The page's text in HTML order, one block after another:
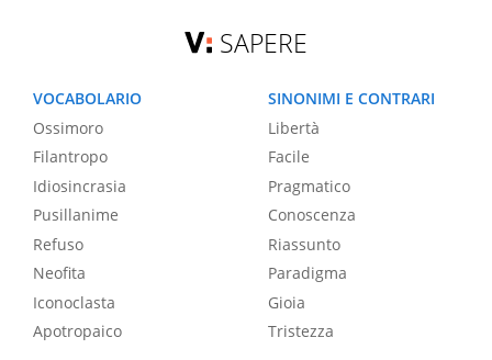
SAPERE
VOCABOLARIO
Ossimoro
Filantropo
Idiosincrasia
Pusillanime
Refuso
Neofita
Iconoclasta
Apotropaico
SINONIMI E CONTRARI
Libertà
Facile
Pragmatico
Conoscenza
Riassunto
Paradigma
Gioia
Tristezza